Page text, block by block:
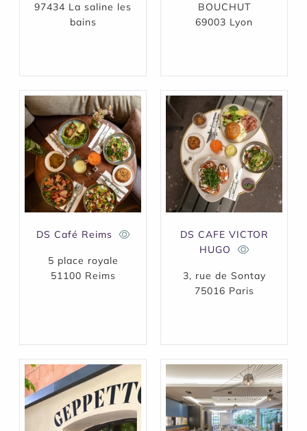
97434 La saline les
bains
BOUCHUT
69003 Lyon
DS Café Reims
5 place royale
51100 Reims
DS CAFE VICTOR
HUGO
3, rue de Sontay
75016 Paris